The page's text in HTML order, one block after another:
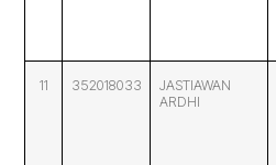
11
352018033
JASTIAWAN
ARDHI